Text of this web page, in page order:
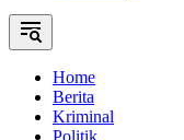
Home
Berita
Kriminal
Politik